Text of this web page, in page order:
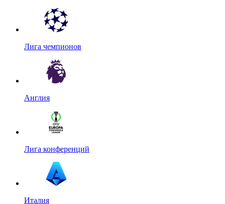
Лига чемпионов
Англия
Лига конференций
Италия